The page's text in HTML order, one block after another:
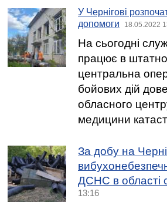
У Чернігові
допомоги
18.05.2022
На сьогодні
працює в
центральна
бойових дій
обласного
медицини
За добу на
ДСНС в області
13:16